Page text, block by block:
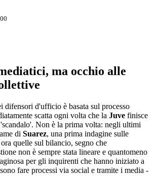
ma occhio alle
difensori d'ufficio è basata sul processo
scatta ogni volta che la Juve finisce
Non è la prima volta: negli ultimi
di Suarez, una prima indagine sulle
quelle sul bilancio, segno che
non è sempre stata lineare e quantomeno
per gli inquirenti che hanno iniziato a
fare processi via social e tramite i media -